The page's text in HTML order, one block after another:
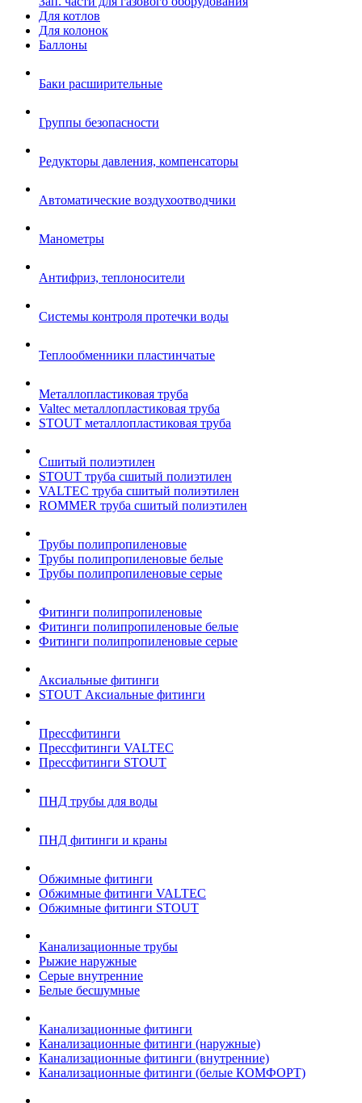
Для котлов
Для колонок
Баллоны
Баки расширительные
Группы безопасности
Редукторы давления, компенсаторы
Автоматические воздухоотводчики
Манометры
Антифриз, теплоносители
Системы контроля протечки воды
Теплообменники пластинчатые
Металлопластиковая труба
Valtec металлопластиковая труба
STOUT металлопластиковая труба
Сшитый полиэтилен
STOUT труба сшитый полиэтилен
VALTEC труба сшитый полиэтилен
ROMMER труба сшитый полиэтилен
Трубы полипропиленовые
Трубы полипропиленовые белые
Трубы полипропиленовые серые
Фитинги полипропиленовые
Фитинги полипропиленовые белые
Фитинги полипропиленовые серые
Аксиальные фитинги
STOUT Аксиальные фитинги
Прессфитинги
Прессфитинги VALTEC
Прессфитинги STOUT
ПНД трубы для воды
ПНД фитинги и краны
Обжимные фитинги
Обжимные фитинги VALTEC
Обжимные фитинги STOUT
Канализационные трубы
Рыжие наружные
Серые внутренние
Белые бесшумные
Канализационные фитинги
Канализационные фитинги (наружные)
Канализационные фитинги (внутренние)
Канализационные фитинги (белые КОМФОРТ)